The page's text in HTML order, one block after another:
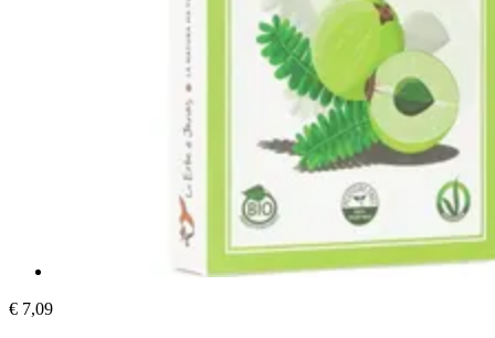
€ 7,09